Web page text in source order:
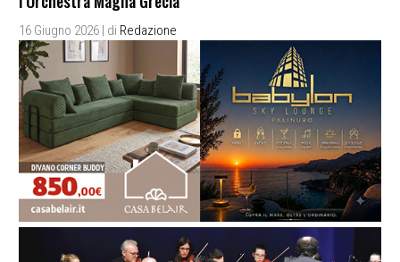
16 Giugno 2026 | di Redazione